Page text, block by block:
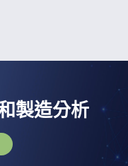
製造分析